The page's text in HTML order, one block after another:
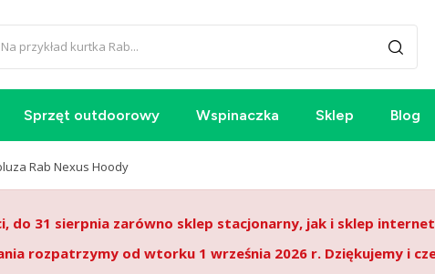
Sprzęt outdoorowy Wspinaczka Sklep Blog
Rab Nexus Hoody
do 31 sierpnia zarówno sklep stacjonarny, jak i sklep
rozpatrzymy od wtorku 1 września 2026 r. Dziękujemy i